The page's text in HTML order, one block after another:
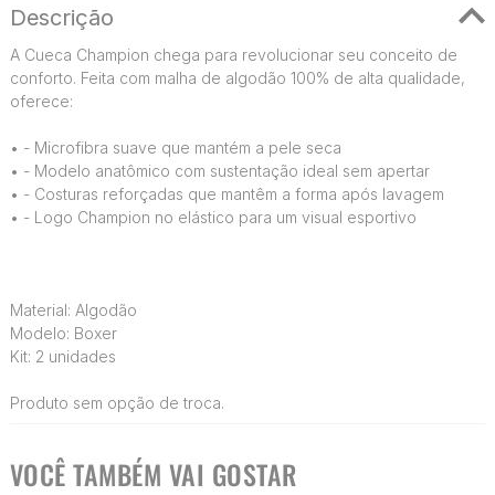
Descrição
A Cueca Champion chega para revolucionar seu conceito de
conforto. Feita com malha de algodão 100% de alta qualidade,
oferece:
• - Microfibra suave que mantém a pele seca
• - Modelo anatômico com sustentação ideal sem apertar
• - Costuras reforçadas que mantêm a forma após lavagem
• - Logo Champion no elástico para um visual esportivo
Material: Algodão
Modelo: Boxer
Kit: 2 unidades
Produto sem opção de troca.
VOCÊ TAMBÉM VAI GOSTAR